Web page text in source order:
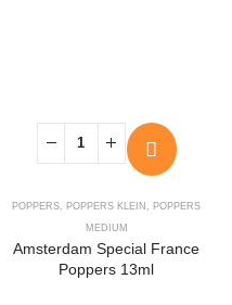
POPPERS POPPERS KLEIN
POPPERS
MEDIUM
Amsterdam Special France
Poppers 13ml